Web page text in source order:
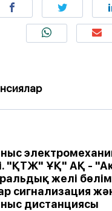
"ҚТЖ" ҰҚ" АҚ -
желі
сигнализация
дистанциясы